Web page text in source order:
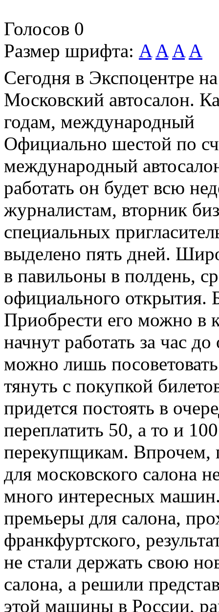
Голосов 0
Размер шрифта: A A A A
Сегодня в Экспоцентре
Московский автосалон.
годам, международный
Официально шестой по
международный
работать он будет всю
журналистам, вторник
специальных
выделено пять дней.
в павильоны в полдень,
официального открытия.
Приобрести его можно в
начнут работать за час
можно лишь
тянуть с покупкой
придется постоять в
переплатить 50, а то и
перекупщикам. Впрочем,
для московского салона
много интересных
премьеры для салона,
франкфуртского,
не стали держать свою
салона, а решили
этой машины в России,